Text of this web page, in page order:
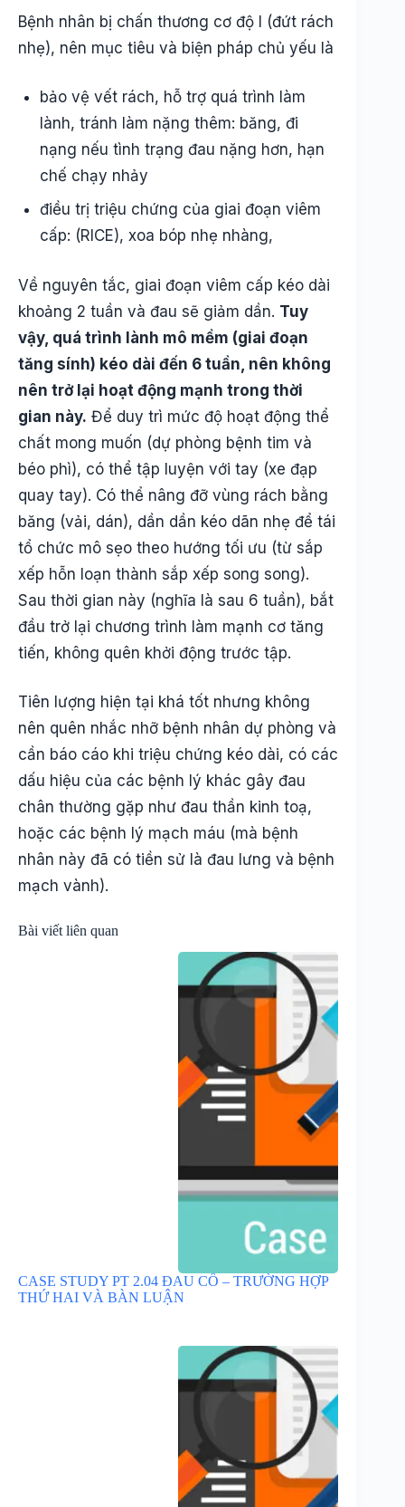
Bệnh nhân bị chấn thương cơ độ I (đứt rách
nhẹ), nên mục tiêu và biện pháp chủ yếu là
bảo vệ vết rách, hỗ trợ quá trình làm
lành, tránh làm nặng thêm: băng, đi
nạng nếu tình trạng đau nặng hơn, hạn
chế chạy nhảy
điều trị triệu chứng của giai đoạn viêm
cấp: (RICE), xoa bóp nhẹ nhàng,
Về nguyên tắc, giai đoạn viêm cấp kéo dài
khoảng 2 tuần và đau sẽ giảm dần. Tuy
vậy, quá trình lành mô mềm (giai đoạn
tăng sính) kéo dài đến 6 tuần, nên không
nên trở lại hoạt động mạnh trong thời
gian này. Để duy trì mức độ hoạt động thể
chất mong muốn (dự phòng bệnh tim và
béo phì), có thể tập luyện với tay (xe đạp
quay tay). Có thể nâng đỡ vùng rách bằng
băng (vải, dán), dần dần kéo dãn nhẹ để tái
tổ chức mô sẹo theo hướng tối ưu (từ sắp
xếp hỗn loạn thành sắp xếp song song).
Sau thời gian này (nghĩa là sau 6 tuần), bắt
đầu trở lại chương trình làm mạnh cơ tăng
tiến, không quên khởi động trước tập.
Tiên lượng hiện tại khá tốt nhưng không
nên quên nhắc nhỡ bệnh nhân dự phòng và
cần báo cáo khi triệu chứng kéo dài, có các
dấu hiệu của các bệnh lý khác gây đau
chân thường gặp như đau thần kinh toạ,
hoặc các bệnh lý mạch máu (mà bệnh
nhân này đã có tiền sử là đau lưng và bệnh
mạch vành).
Bài viết liên quan
CASE STUDY PT 2.04 ĐAU CỔ – TRƯỜNG HỢP
THỨ HAI VÀ BÀN LUẬN